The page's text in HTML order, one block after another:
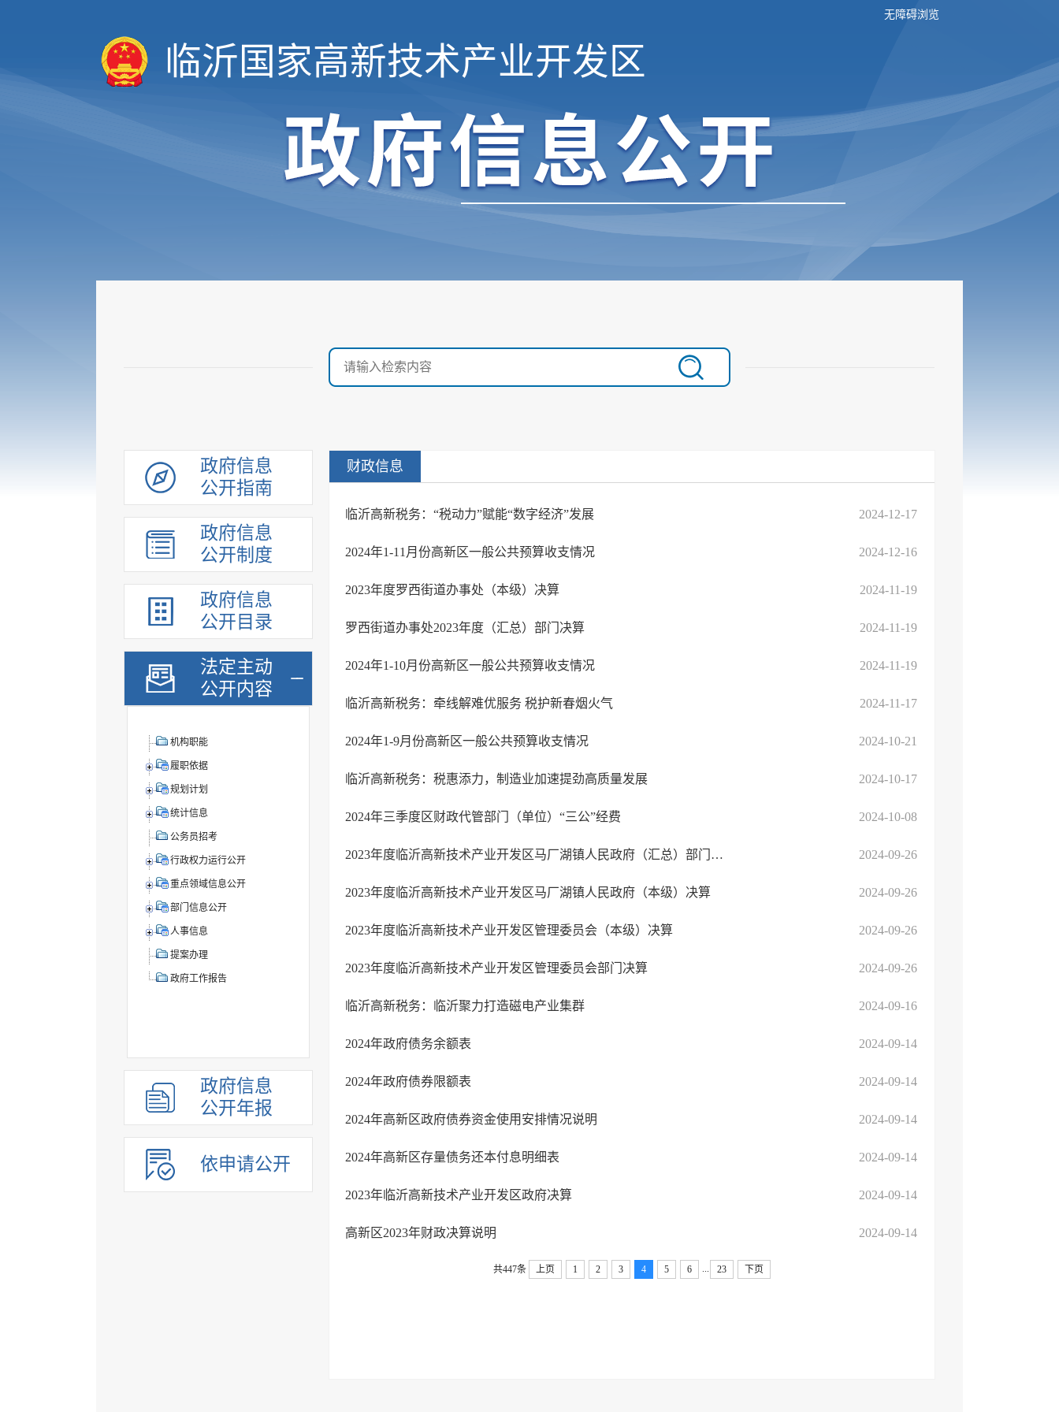
无障碍浏览
临沂国家高新技术产业开发区
政府信息
公开指南
政府信息
公开制度
政府信息
公开目录
法定主动
公开内容
机构职能
履职依据
规划计划
统计信息
公务员招考
行政权力运行公开
重点领域信息公开
部门信息公开
人事信息
提案办理
政府工作报告
政府信息
公开年报
依申请公开
财政信息
临沂高新税务：“税动力”赋能“数字经济”发展 2024-12-17
2024年1-11月份高新区一般公共预算收支情况 2024-12-16
2023年度罗西街道办事处（本级）决算 2024-11-19
罗西街道办事处2023年度（汇总）部门决算 2024-11-19
2024年1-10月份高新区一般公共预算收支情况 2024-11-19
临沂高新税务：牵线解难优服务 税护新春烟火气 2024-11-17
2024年1-9月份高新区一般公共预算收支情况 2024-10-21
临沂高新税务：税惠添力，制造业加速提劲高质量发展 2024-10-17
2024年三季度区财政代管部门（单位）“三公”经费 2024-10-08
2023年度临沂高新技术产业开发区马厂湖镇人民政府（汇总）部门决算 2024-09-26
2023年度临沂高新技术产业开发区马厂湖镇人民政府（本级）决算 2024-09-26
2023年度临沂高新技术产业开发区管理委员会（本级）决算 2024-09-26
2023年度临沂高新技术产业开发区管理委员会部门决算 2024-09-26
临沂高新税务：临沂聚力打造磁电产业集群 2024-09-16
2024年政府债务余额表 2024-09-14
2024年政府债券限额表 2024-09-14
2024年高新区政府债券资金使用安排情况说明 2024-09-14
2024年高新区存量债务还本付息明细表 2024-09-14
2023年临沂高新技术产业开发区政府决算 2024-09-14
高新区2023年财政决算说明 2024-09-14
共447条 上页 1 2 3 4 5 6 23 下页